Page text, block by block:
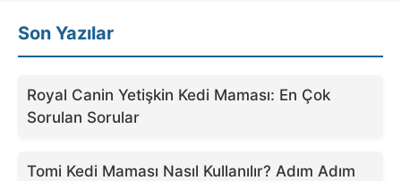
Son Yazılar
Royal Canin Yetişkin Kedi Maması: En Çok
Sorulan Sorular
Tomi Kedi Maması Nasıl Kullanılır? Adım Adım